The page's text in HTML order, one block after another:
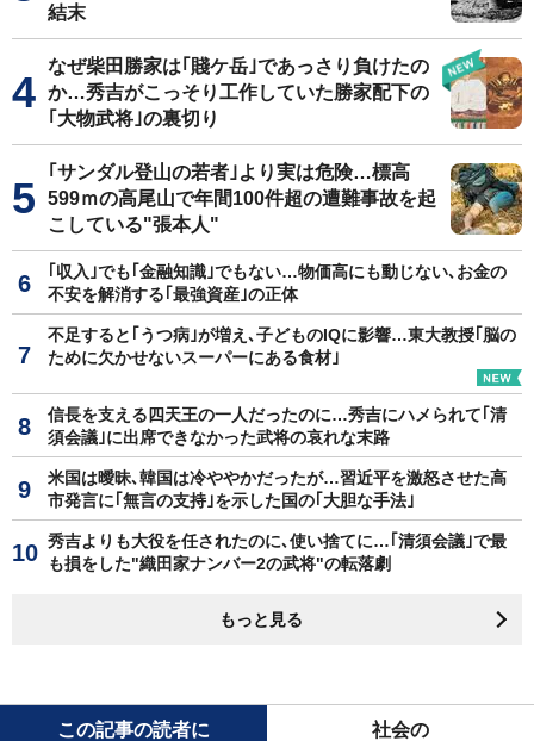
結末
なぜ柴田勝家は｢賤ケ岳｣であっさり負けたの
か…秀吉がこっそり工作していた勝家配下の
｢大物武将｣の裏切り
｢サンダル登山の若者｣より実は危険…標高
599ｍの高尾山で年間100件超の遭難事故を起
こしている"張本人"
｢収入｣でも｢金融知識｣でもない…物価高にも動じない､お金の
不安を解消する｢最強資産｣の正体
不足すると｢うつ病｣が増え､子どものIQに影響…東大教授｢脳の
ために欠かせないスーパーにある食材｣
信長を支える四天王の一人だったのに…秀吉にハメられて｢清
須会議｣に出席できなかった武将の哀れな末路
米国は曖昧､韓国は冷ややかだったが…習近平を激怒させた高
市発言に｢無言の支持｣を示した国の｢大胆な手法｣
秀吉よりも大役を任されたのに､使い捨てに…｢清須会議｣で最
も損をした"織田家ナンバー2の武将"の転落劇
もっと見る
この記事の読者に 社会の